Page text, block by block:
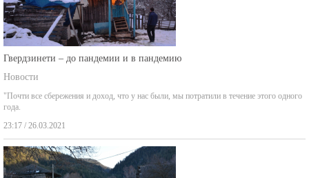
Гвердзинети – до пандемии и в пандемию
Новости
"Почти все сбережения и доход, что у нас были, мы потратили в течение этого одного
года.
23:17 / 26.03.2021